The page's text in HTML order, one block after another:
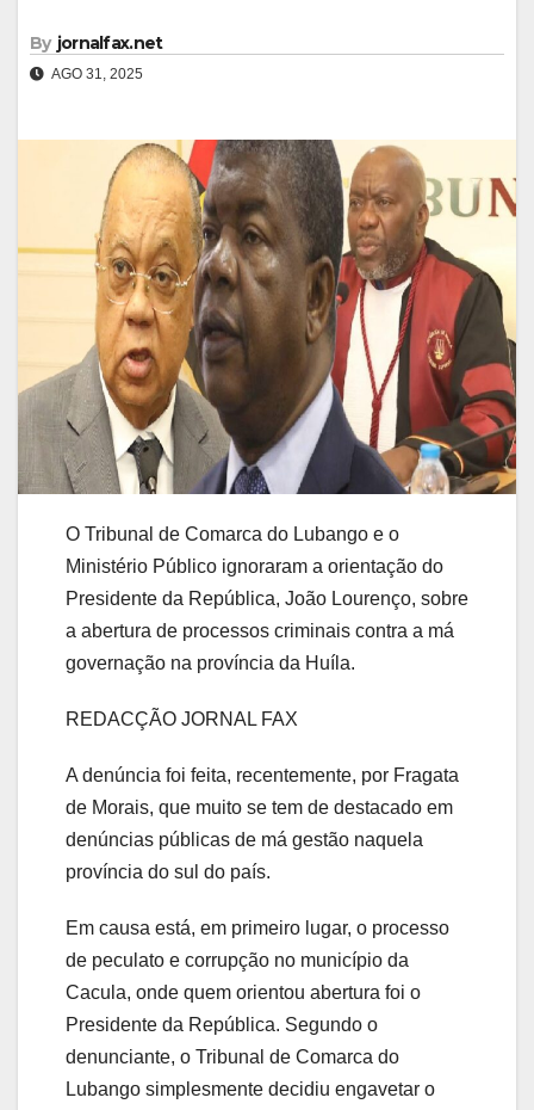
By jornalfax.net
AGO 31, 2025
O Tribunal de Comarca do Lubango e o
Ministério Público ignoraram a orientação do
Presidente da República, João Lourenço, sobre
a abertura de processos criminais contra a má
governação na província da Huíla.
REDACÇÃO JORNAL FAX
A denúncia foi feita, recentemente, por Fragata
de Morais, que muito se tem de destacado em
denúncias públicas de má gestão naquela
província do sul do país.
Em causa está, em primeiro lugar, o processo
de peculato e corrupção no município da
Cacula, onde quem orientou abertura foi o
Presidente da República. Segundo o
denunciante, o Tribunal de Comarca do
Lubango simplesmente decidiu engavetar o